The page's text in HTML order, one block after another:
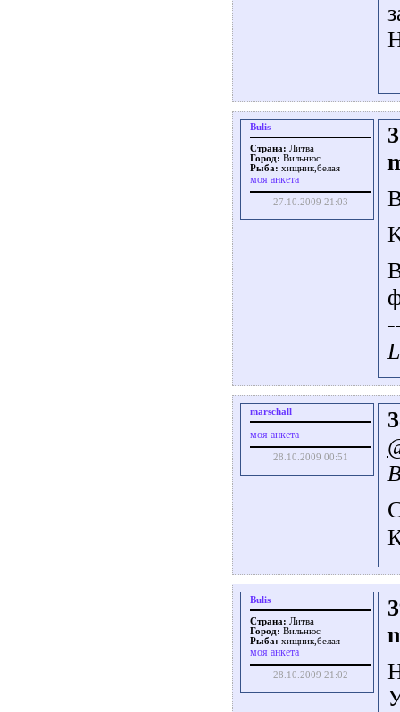
Bulis
Страна: Литва
Город: Вильнюс
Рыба: хищник,белая
моя анкета
27.10.2009 21:03
marschall
моя анкета
28.10.2009 00:51
Bulis
Страна: Литва
Город: Вильнюс
Рыба: хищник,белая
моя анкета
28.10.2009 21:02